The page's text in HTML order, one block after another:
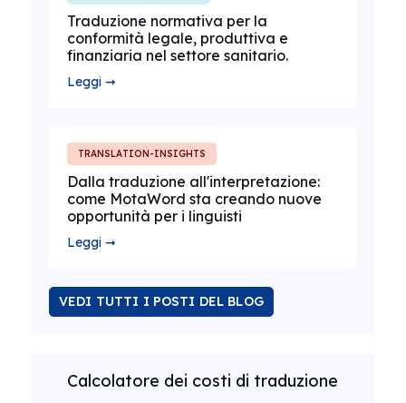
Traduzione normativa per la
conformità legale, produttiva e
finanziaria nel settore sanitario.
Leggi ➞
TRANSLATION-INSIGHTS
Dalla traduzione all'interpretazione:
come MotaWord sta creando nuove
opportunità per i linguisti
Leggi ➞
VEDI TUTTI I POSTI DEL BLOG
Calcolatore dei costi di traduzione